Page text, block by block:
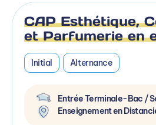
CAP Esthétique,
et Parfumerie en
Initial Alternance
Entrée Terminale-Bac /
Enseignement en